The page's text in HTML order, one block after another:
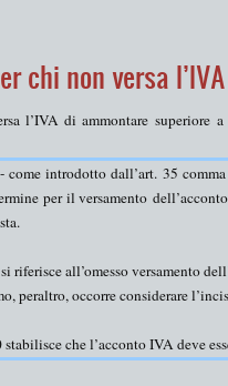
chi non versa
l’IVA di ammontare superiore a
come introdotto dall’art. 35
per ilversamento dell’acconto
riferisce all’omesso versamento
peraltro, occorre considerare
che l’acconto IVA deve